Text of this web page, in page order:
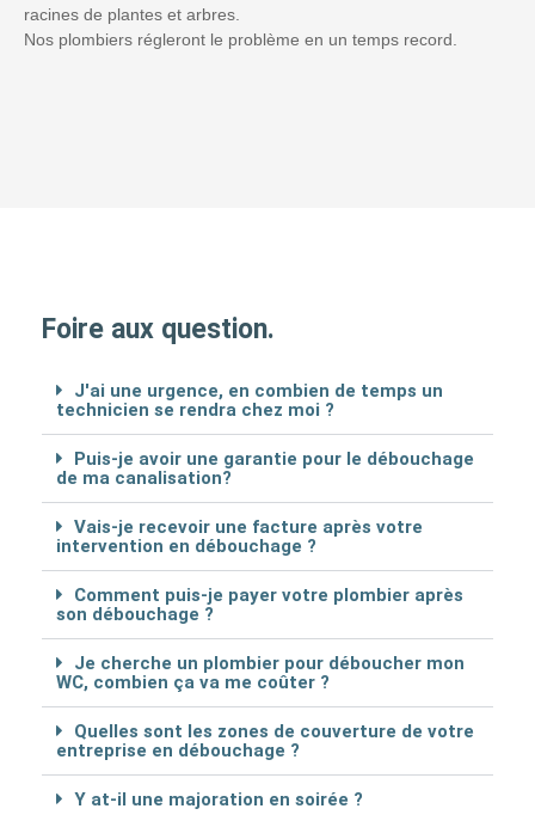
racines de plantes et arbres.
Nos plombiers régleront le problème en un temps record.
Foire aux question.
J'ai une urgence, en combien de temps un
technicien se rendra chez moi ?
Puis-je avoir une garantie pour le débouchage
de ma canalisation?
Vais-je recevoir une facture après votre
intervention en débouchage ?
Comment puis-je payer votre plombier après
son débouchage ?
Je cherche un plombier pour déboucher mon
WC, combien ça va me coûter ?
Quelles sont les zones de couverture de votre
entreprise en débouchage ?
Y at-il une majoration en soirée ?